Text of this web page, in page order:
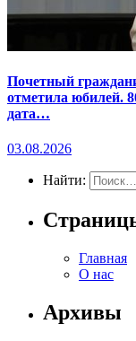
Почетный
отметила юбилей.
дата…
03.08.2026
Найти:
Главная
О нас
Архивы